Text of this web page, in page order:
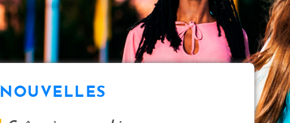
NOUVELLES